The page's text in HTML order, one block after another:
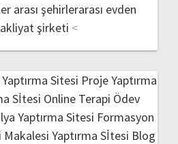
arası şehirlerarası evden
şirketi <
Sitesi Proje Yaptırma
Sİtesi Online Terapi Ödev
Yaptırma Sitesi Formasyon
Makalesi Yaptırma Sİtesi Blog